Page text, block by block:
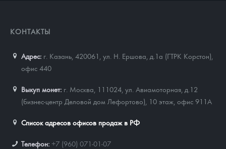
КОНТАКТЫ
Адрес: г. Казань, 420061 ул. Н. Ершова, д.1а (ГТРК Корстон),
офис 440
Выкуп монет: г. Москва, 111024, ул. Авиамоторная, д.12
(бизнес-центр Деловой дом Лефортово), 10 этаж, офис 911А
Список адресов офисов продаж в РФ
Телефон: +7 (960) 071-01-07